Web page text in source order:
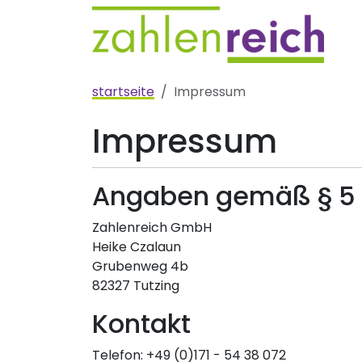
startseite Impressum
Impressum
Angaben gemäß § 5
Zahlenreich GmbH
Heike Czalaun
Grubenweg 4b
82327 Tutzing
Kontakt
Telefon: +49 (0)171 - 54 38 072